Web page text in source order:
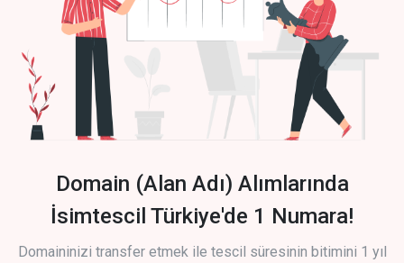
Domain (Alan Adı) Alımlarında
İsimtescil Türkiye'de 1 Numara!
Domaininizi transfer etmek ile tescil süresinin bitimini 1 yıl